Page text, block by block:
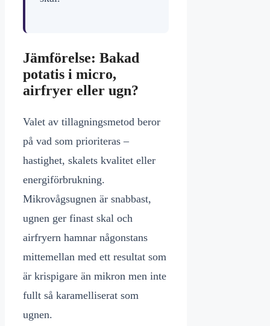
Jämförelse: Bakad
potatis i micro,
airfryer eller ugn?
Valet av tillagningsmetod beror
på vad som prioriteras –
hastighet, skalets kvalitet eller
energiförbrukning.
Mikrovågsugnen är snabbast,
ugnen ger finast skal och
airfryern hamnar någonstans
mittemellan med ett resultat som
är krispigare än mikron men inte
fullt så karamelliserat som
ugnen.